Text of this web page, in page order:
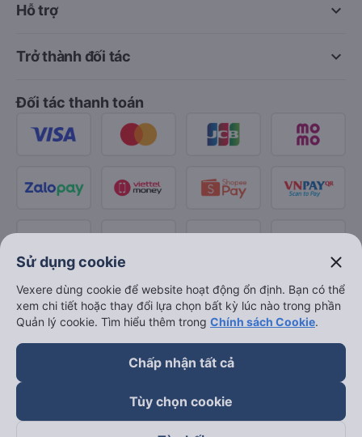
keyboard_arrow_down
Hỗ trợ
keyboard_arrow_down
Trở thành đối tác
Đối tác thanh toán
Sử dụng cookie close
Vexere dùng cookie để website hoạt động ổn định. Bạn có thể
xem chi tiết hoặc thay đổi lựa chọn bất kỳ lúc nào trong phần
Quản lý cookie. Tìm hiểu thêm trong Chính sách Cookie.
Chấp nhận tất cả
Tùy chọn cookie